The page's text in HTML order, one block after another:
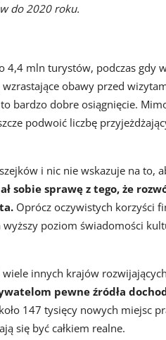
do 2020 roku.
4,4 mln turystów, podczas gdy
obawy przed
bardzo dobre osiągnięcie.
podwoić liczbę
i nic nie wskazuje na to,
sobie sprawę z tego, że
Oprócz oczywistych korzyści
poziom świadomości
innych krajów rozwijających
pewne źródła
147 tysięcy nowych miejsc
się być całkiem realne.